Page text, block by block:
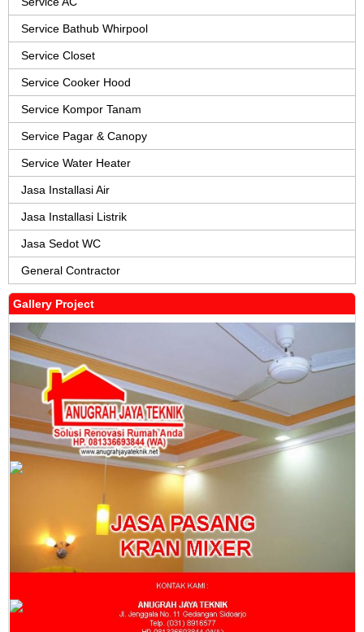
Service Bathub Whirpool
Service Closet
Service Cooker Hood
Service Kompor Tanam
Service Pagar & Canopy
Service Water Heater
Jasa Installasi Air
Jasa Installasi Listrik
Jasa Sedot WC
General Contractor
Gallery Project